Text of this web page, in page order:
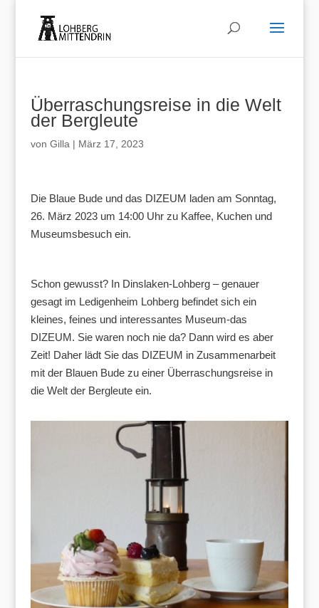
Überraschungsreise in die Welt
der Bergleute
von Gilla | März 17, 2023
Die Blaue Bude und das DIZEUM laden am Sonntag,
26. März 2023 um 14:00 Uhr zu Kaffee, Kuchen und
Museumsbesuch ein.
Schon gewusst? In Dinslaken-Lohberg – genauer
gesagt im Ledigenheim Lohberg befindet sich ein
kleines, feines und interessantes Museum-das
DIZEUM. Sie waren noch nie da? Dann wird es aber
Zeit! Daher lädt Sie das DIZEUM in Zusammenarbeit
mit der Blauen Bude zu einer Überraschungsreise in
die Welt der Bergleute ein.